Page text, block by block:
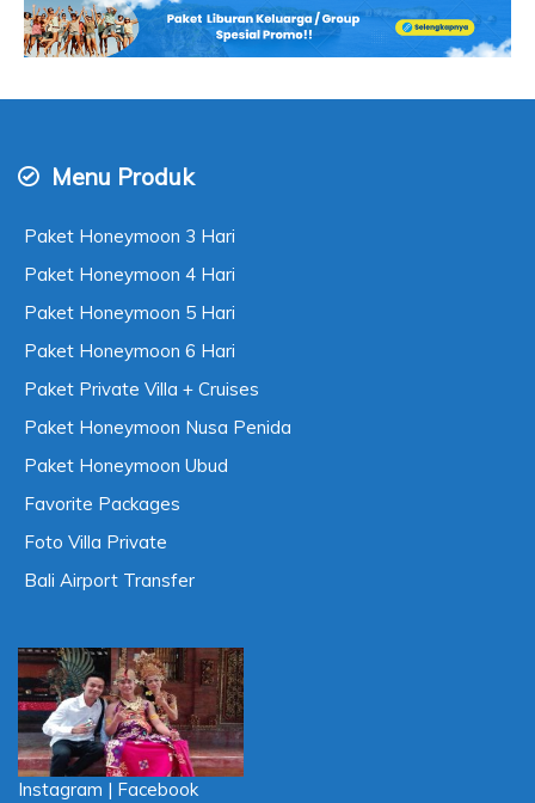
Menu Produk
Paket Honeymoon 3 Hari
Paket Honeymoon 4 Hari
Paket Honeymoon 5 Hari
Paket Honeymoon 6 Hari
Paket Private Villa + Cruises
Paket Honeymoon Nusa Penida
Paket Honeymoon Ubud
Favorite Packages
Foto Villa Private
Bali Airport Transfer
Instagram | Facebook